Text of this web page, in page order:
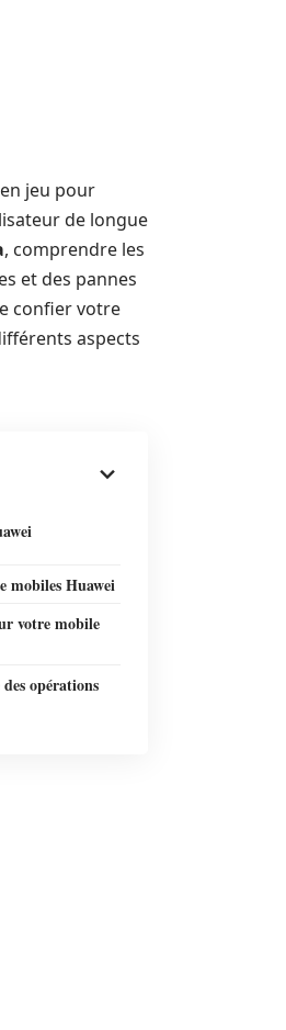
jeu pour
de longue
, comprendre les
et des pannes
confier votre
aspects
mobiles Huawei
votre mobile
opérations